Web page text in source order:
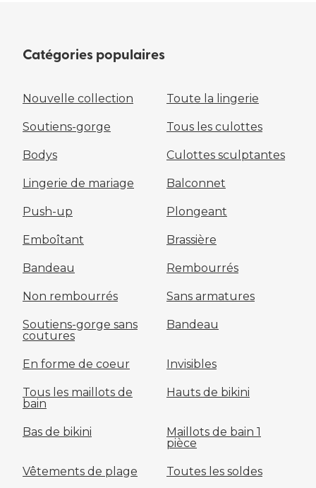
Catégories populaires
Nouvelle collection Toute la lingerie
Soutiens-gorge Tous les culottes
Bodys Culottes sculptantes
Lingerie de mariage Balconnet
Push-up Plongeant
Emboîtant Brassière
Bandeau Rembourrés
Non rembourrés Sans armatures
Soutiens-gorge sans
coutures
Bandeau
En forme de coeur Invisibles
Tous les maillots de
bain
Hauts de bikini
Bas de bikini
Maillots de bain 1
pièce
Vêtements de plage Toutes les soldes